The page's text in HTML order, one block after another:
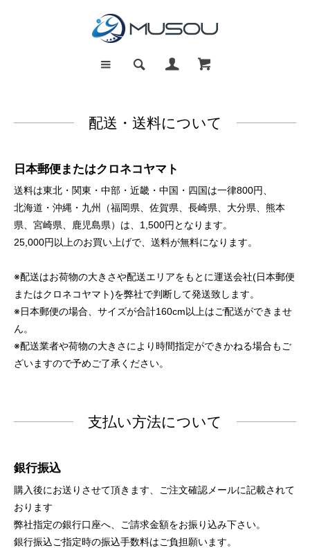
配送・送料について
日本郵便またはクロネコヤマト
送料は東北・関東・中部・近畿・中国・四国は一律800円、
北海道・沖縄・九州（福岡県、佐賀県、長崎県、大分県、熊本
県、宮崎県、鹿児島県）は、1,500円となります。
25,000円以上のお買い上げで、送料が無料になります。
※配送はお荷物の大きさや配送エリアをもとに運送会社(日本郵便
またはクロネコヤマト)を弊社で判断して発送致します。
※日本郵便の場合、サイズが合計160cm以上はご配送ができませ
ん。
※配送業者や荷物の大きさにより時間指定ができかねる場合もご
ざいますので予めご了承ください。
支払い方法について
銀行振込
購入後にお送りさせて頂きます、ご注文確認メールに記載されて
おります
弊社指定の銀行口座へ、ご請求金額をお振り込み下さい。
銀行振込ご指定時の振込手数料はご負担願います。